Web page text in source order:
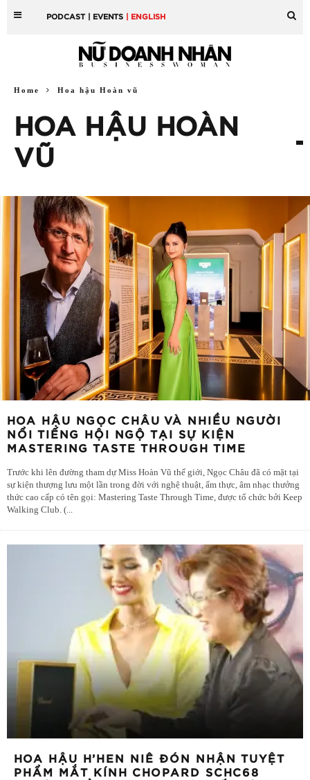
PODCAST | EVENTS | ENGLISH
Home Hoa hậu Hoàn vũ
HOA HẬU HOÀN
VŨ
HOA HẬU NGỌC CHÂU VÀ NHIỀU NGƯỜI
NỔI TIẾNG HỘI NGỘ TẠI SỰ KIỆN
MASTERING TASTE THROUGH TIME
Trước khi lên đường tham dự Miss Hoàn Vũ thế giới, Ngọc Châu đã có mặt tại
sự kiện thượng lưu một lần trong đời với nghệ thuật, ẩm thực, âm nhạc thưởng
thức cao cấp có tên gọi: Mastering Taste Through Time, được tổ chức bởi Keep
Walking Club. (...
HOA HẬU H’HEN NIÊ ĐÓN NHẬN TUYỆT
PHẨM MẮT KÍNH CHOPARD SCHC68